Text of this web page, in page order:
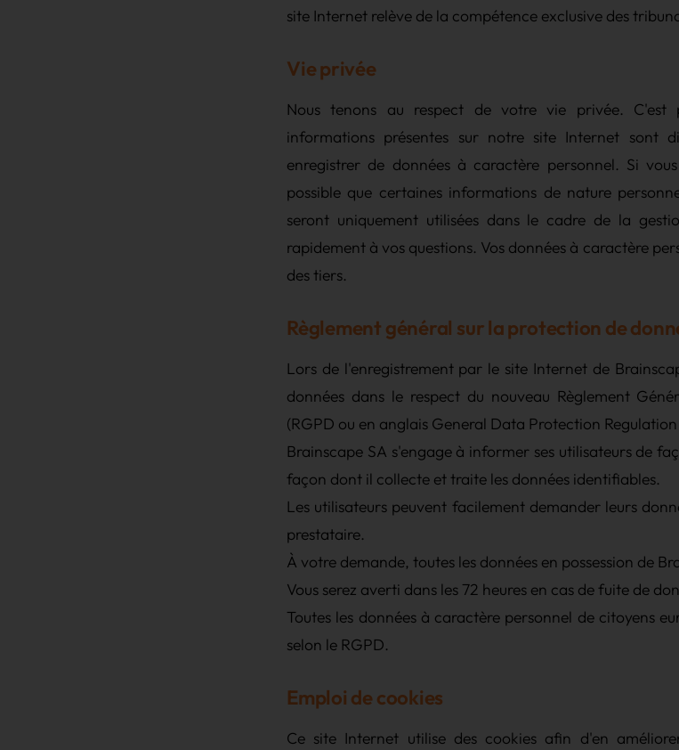
site Internet relève de la compétence exclusive des
Vie privée
Nous tenons au respect de votre vie privée. C'est
informations présentes sur notre site Internet sont
enregistrer de données à caractère personnel. Si
possible que certaines informations de nature
seront uniquement utilisées dans le cadre de la
rapidement à vos questions. Vos données à caractère
des tiers.
Règlement général sur la protection de
Lors de l'enregistrement par le site Internet de
données dans le respect du nouveau Règlement
(RGPD ou en anglais General Data Protection Regulation
Brainscape SA s'engage à informer ses utilisateurs de
façon dont il collecte et traite les données identifiables.
Les utilisateurs peuvent facilement demander leurs
prestataire.
À votre demande, toutes les données en possession de
Vous serez averti dans les 72 heures en cas de fuite de
Toutes les données à caractère personnel de citoyens
selon le RGPD.
Emploi de cookies
Ce site Internet utilise des cookies afin d'en